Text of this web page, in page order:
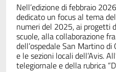
Nell’edizione di febbraio
dedicato un focus al tema
numeri del 2025, ai progetti
scuole, alla collaborazione
dell’ospedale San Martino
e le sezioni locali dell’Avis.
telegiornale e della rubrica